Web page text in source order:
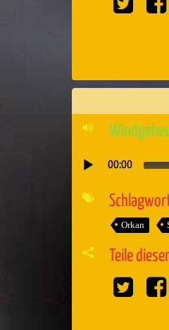
Audio-
Player
00:00
Orkan
Teile